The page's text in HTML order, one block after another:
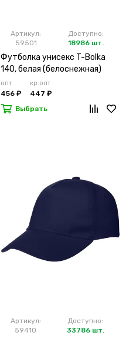
Артикул:
59501
Доступно:
18986 шт.
Футболка унисекс T-Bolka
140, белая (белоснежная)
опт
456 ₽
кр.опт
447 ₽
Выбрать
Артикул:
59410
Доступно:
33786 шт.